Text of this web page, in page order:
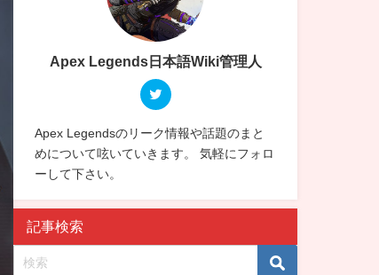
Apex Legends日本語Wiki管理人
Apex Legendsのリーク情報や話題のまと
めについて呟いていきます。 気軽にフォロ
ーして下さい。
記事検索